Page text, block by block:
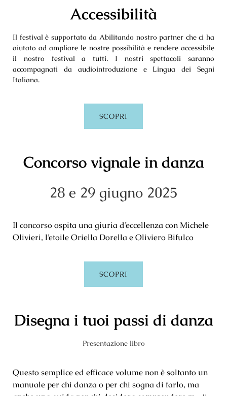
Accessibilità
Il festival è supportato da Abilitando nostro partner che ci ha
aiutato ad ampliare le nostre possibilità e rendere accessibile
il nostro festival a tutti. I nostri spettacoli saranno
accompagnati da audiointroduzione e Lingua dei Segni
Italiana.
SCOPRI
Concorso vignale in danza
28 e 29 giugno 2025
Il concorso ospita una giuria d’eccellenza con Michele
Olivieri, l’etoile Oriella Dorella e Oliviero Bifulco
SCOPRI
Disegna i tuoi passi di danza
Presentazione libro
Questo semplice ed efficace volume non è soltanto un
manuale per chi danza o per chi sogna di farlo, ma